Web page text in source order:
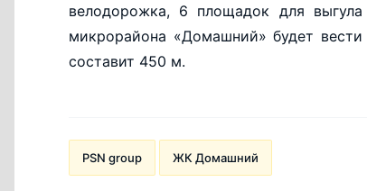
велодорожка, 6 площадок для
микрорайона «Домашний» будет вести
составит 450 м.
PSN group ЖК Домашний